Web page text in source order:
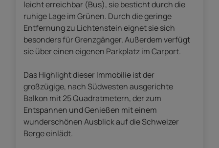
leicht erreichbar (Bus), sie besticht durch die
ruhige Lage im Grünen. Durch die geringe
Entfernung zu Lichtenstein eignet sie sich
besonders für Grenzgänger. Außerdem verfügt
sie über einen eigenen Parkplatz im Carport.
Das Highlight dieser Immobilie ist der
großzügige, nach Südwesten ausgerichte
Balkon mit 25 Quadratmetern, der zum
Entspannen und Genießen mit einem
wunderschönen Ausblick auf die Schweizer
Berge einlädt.